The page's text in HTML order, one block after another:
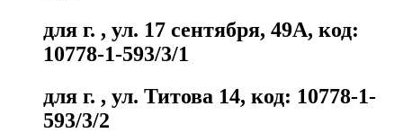
для г. , ул. 17 сентября, 49А, код:
10778-1-593/3/1
для г. , ул. Титова 14, код: 10778-1-
593/3/2